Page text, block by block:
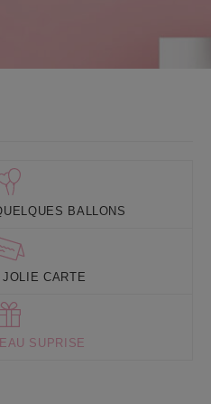
BALLONS
JOLIE CARTE
SUPRISE